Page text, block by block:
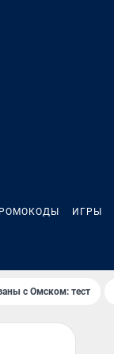
ИГРЫ
с Омском: тест